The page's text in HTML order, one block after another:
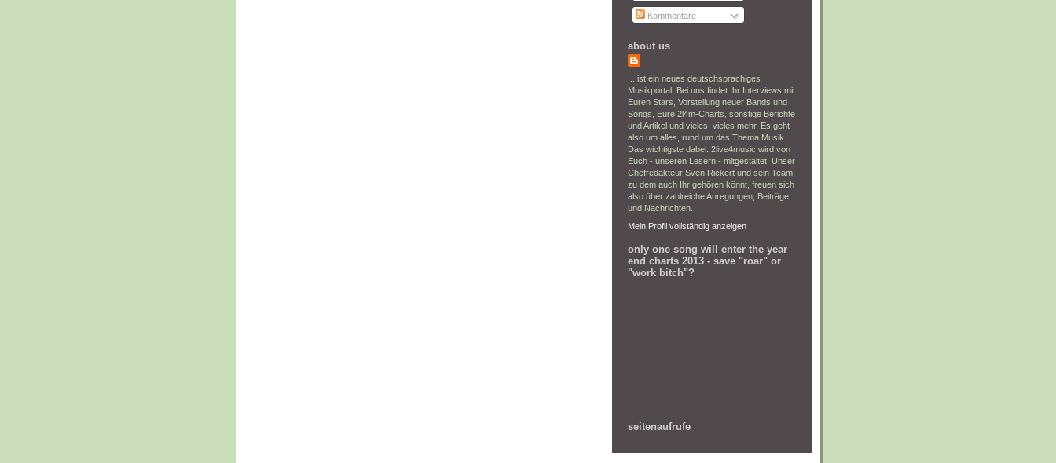
Kommentare
about us
... ist ein neues deutschsprachiges
Musikportal. Bei uns findet Ihr Interviews mit
Euren Stars, Vorstellung neuer Bands und
Songs, Eure 2l4m-Charts, sonstige Berichte
und Artikel und vieles, vieles mehr. Es geht
also um alles, rund um das Thema Musik.
Das wichtigste dabei: 2live4music wird von
Euch - unseren Lesern - mitgestaltet. Unser
Chefredakteur Sven Rickert und sein Team,
zu dem auch Ihr gehören könnt, freuen sich
also über zahlreiche Anregungen, Beiträge
und Nachrichten.
Mein Profil vollständig anzeigen
only one song will enter the year
end charts 2013 - save "roar" or
"work bitch"?
seitenaufrufe